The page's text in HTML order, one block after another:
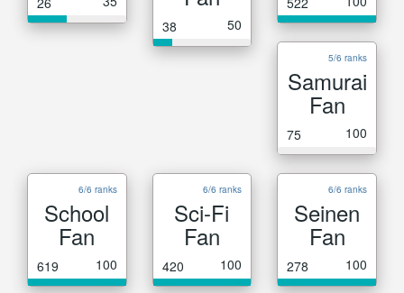
38 50
5/6 ranks
Samurai
Fan
75 100
6/6 ranks
School
Fan
619 100
6/6 ranks
Sci-Fi
Fan
420 100
6/6 ranks
Seinen
Fan
278 100